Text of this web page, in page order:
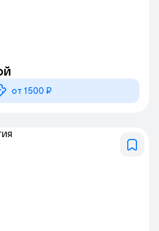
Рядом расположена
от 1500 ₽